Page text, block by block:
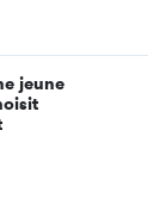
jeune